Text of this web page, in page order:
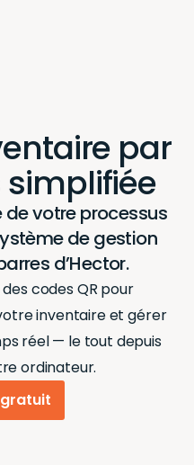
par
de votre processus
de gestion
d’Hector.
codes QR pour
inventaire et gérer
réel — le tout depuis
ordinateur.